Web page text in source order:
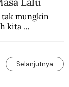
tak mungkin
kita
Selanjutnya